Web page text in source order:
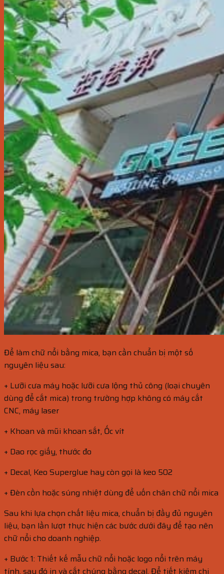
Để làm chữ nổi bằng mica, bạn cần chuẩn bị một số
nguyên liệu sau:
+ Lưỡi cưa máy hoặc lưỡi cưa lộng thủ công (loại chuyên
dùng để cắt mica) trong trường hợp không có máy cắt
CNC, máy laser
+ Khoan và mũi khoan sắt, Ốc vít
+ Dao rọc giấy, thước đo
+ Decal, Keo Superglue hay còn gọi là keo 502
+ Đèn cồn hoặc súng nhiệt dùng để uốn chân chữ nổi mica
Sau khi lựa chọn chất liệu mica, chuẩn bị đầy đủ nguyên
liệu, bạn lần lượt thực hiện các bước dưới đây để tạo nên
chữ nổi cho doanh nghiệp.
+ Bước 1: Thiết kế mẫu chữ nổi hoặc logo nổi trên máy
tính, sau đó in và cắt chúng bằng decal. Để tiết kiệm chi